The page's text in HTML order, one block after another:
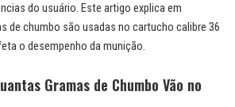
do usuário. Este artigo explica em
de chumbo são usadas no cartucho calibre 36
o desempenho da munição.
Gramas de Chumbo Vão no